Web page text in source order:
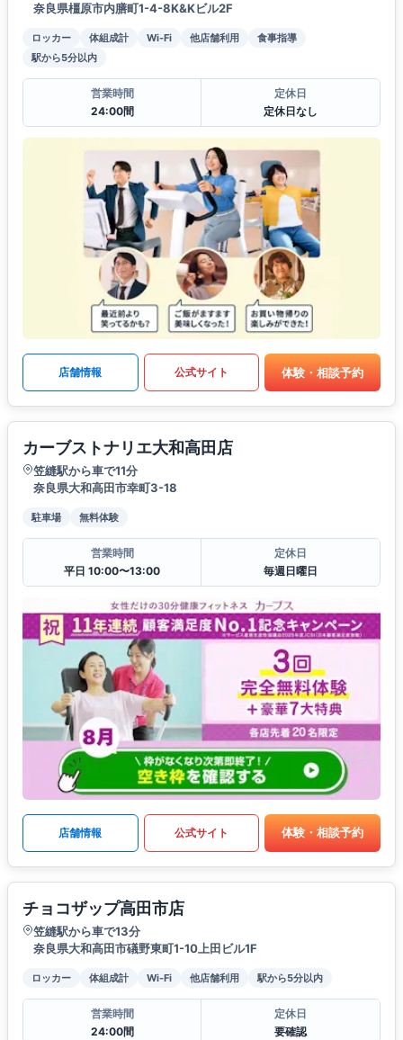
奈良県橿原市内膳町1-4-8K&Kビル2F
ロッカー 体組成計 Wi-Fi 他店舗利用
食事指導
駅から5分以内
営業時間
24:00間
定休日
定休日なし
店舗情報 公式サイト 体験・相談予約
カーブストナリエ大和高田店
笠縫駅から車で11分
奈良県大和高田市幸町3-18
駐車場 無料体験
営業時間
平日 10:00〜13:00
定休日
毎週日曜日
店舗情報 公式サイト 体験・相談予約
チョコザップ高田市店
笠縫駅から車で13分
奈良県大和高田市礒野東町1-10上田ビル1F
ロッカー 体組成計 Wi-Fi 他店舗利用 駅から5分以内
営業時間
24:00間
定休日
要確認